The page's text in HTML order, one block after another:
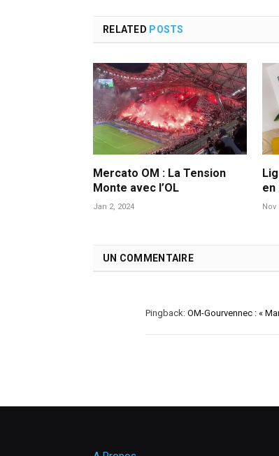
RELATED POSTS
Mercato OM : La Tension
Monte avec l’OL
Jan 2, 2024
en
Nov
UN COMMENTAIRE
Pingback: OM-Gourvennec : «